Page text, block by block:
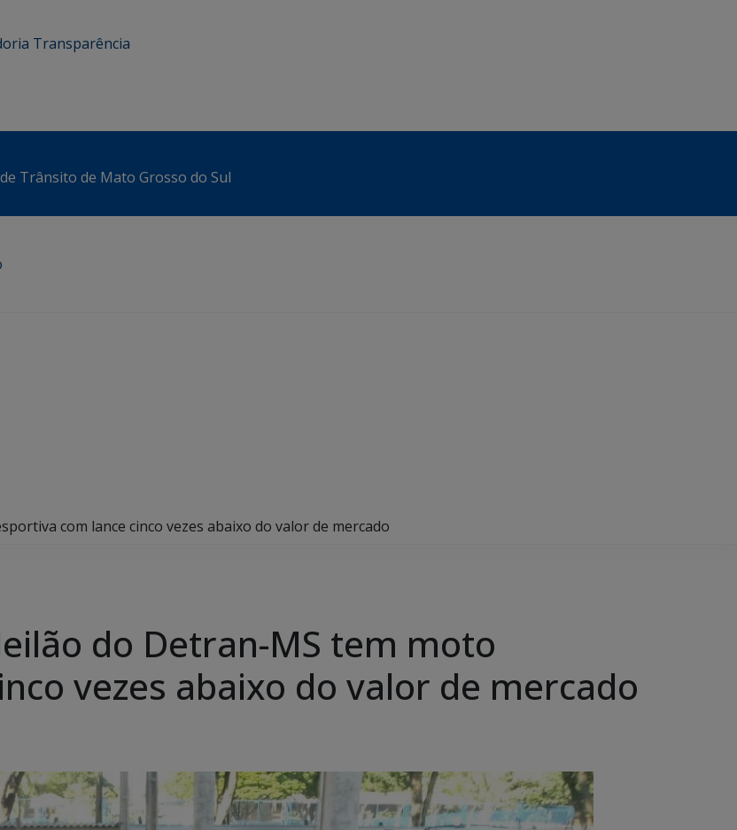
Transparência
Trânsito de Mato Grosso do Sul
com lance cinco vezes abaixo do valor de mercado
do Detran-MS tem moto
vezes abaixo do valor de mercado